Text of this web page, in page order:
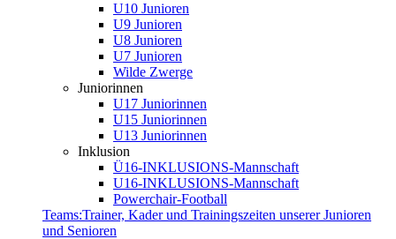
U10 Junioren
U9 Junioren
U8 Junioren
U7 Junioren
Wilde Zwerge
Juniorinnen
U17 Juniorinnen
U15 Juniorinnen
U13 Juniorinnen
Inklusion
Ü16-INKLUSIONS-Mannschaft
U16-INKLUSIONS-Mannschaft
Powerchair-Football
Teams:Trainer, Kader und Trainingszeiten unserer Junioren
und Senioren